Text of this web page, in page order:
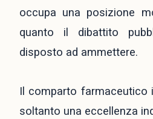
occupa una posizione
quanto il dibattito
disposto ad ammettere.
Il comparto farmaceutico
soltanto una eccellenza